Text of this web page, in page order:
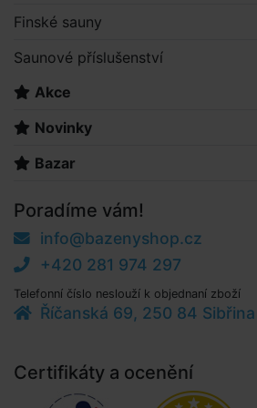
Finské sauny
Saunové příslušenství
Akce
Novinky
Bazar
Poradíme vám!
info@bazenyshop.cz
+420 281 974 297
Telefonní číslo neslouží k objednaní zboží
Říčanská 69, 250 84 Sibřina
Certifikáty a ocenění